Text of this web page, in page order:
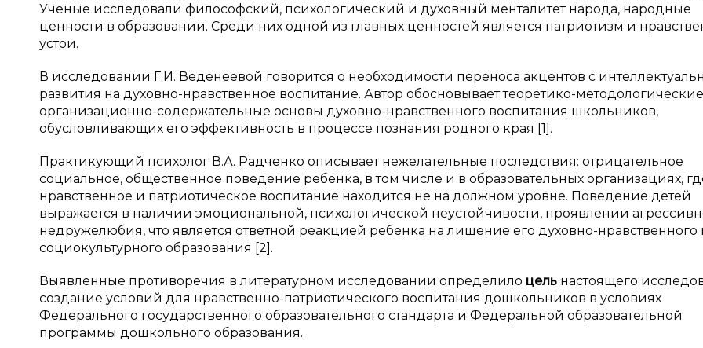
Ученые исследовали философский, психологический и духовный менталитет народа, народные
ценности в образовании. Среди них одной из главных ценностей является патриотизм и
устои.
В исследовании Г.И. Веденеевой говорится о необходимости переноса акцентов с
развития на духовно-нравственное воспитание. Автор обосновывает теоретико-
организационно-содержательные основы духовно-нравственного воспитания школьников,
обусловливающих его эффективность в процессе познания родного края [1].
Практикующий психолог В.А. Радченко описывает нежелательные последствия: отрицательное
социальное, общественное поведение ребенка, в том числе и в образовательных организациях,
нравственное и патриотическое воспитание находится не на должном уровне. Поведение детей
выражается в наличии эмоциональной, психологической неустойчивости, проявлении
недружелюбия, что является ответной реакцией ребенка на лишение его духовно-нравственного
социокультурного образования [2].
Выявленные противоречия в литературном исследовании определило цель настоящего
создание условий для нравственно-патриотического воспитания дошкольников в условиях
Федерального государственного образовательного стандарта и Федеральной образовательной
программы дошкольного образования.